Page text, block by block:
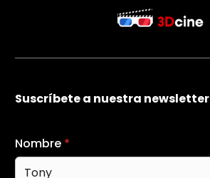
Suscríbete a nuestra newsletter
Nombre *